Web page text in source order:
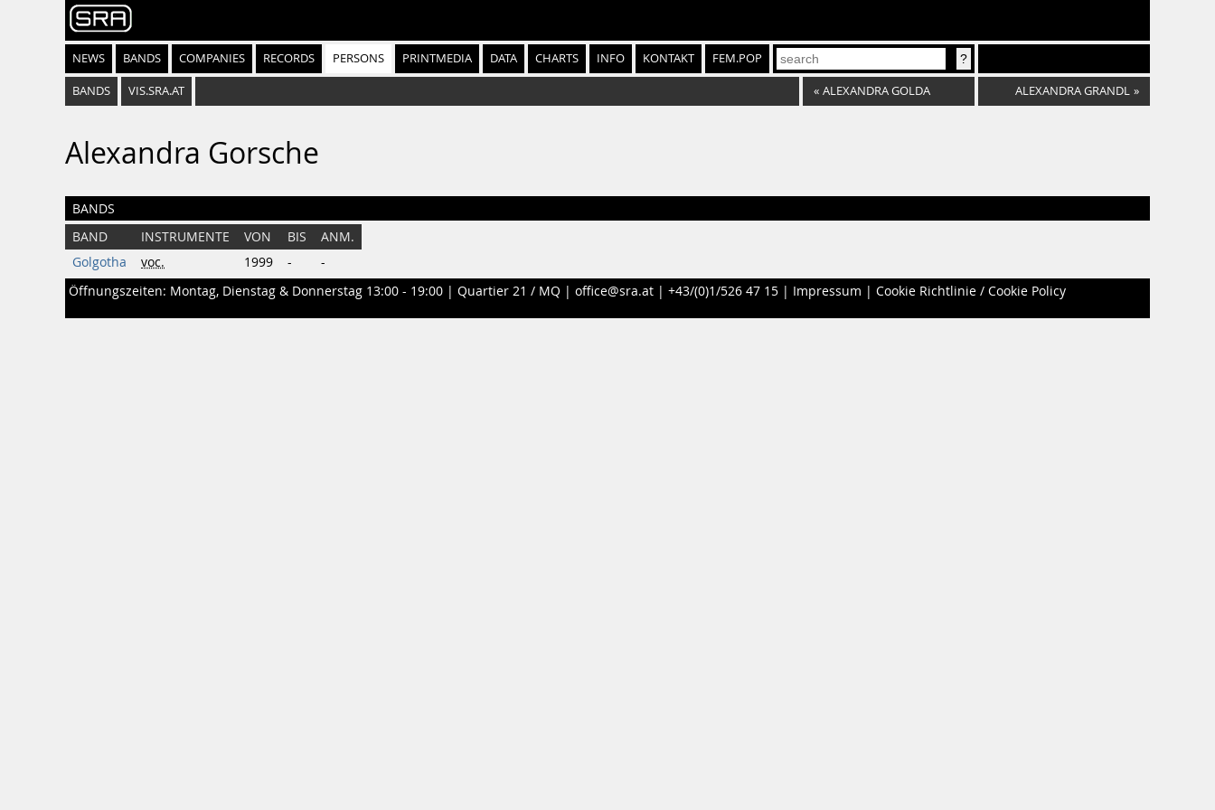
NEWS BANDS COMPANIES RECORDS PERSONS PRINTMEDIA DATA CHARTS INFO KONTAKT FEM.POP
BANDS VIS.SRA.AT « ALEXANDRA GOLDA ALEXANDRA GRANDL »
Alexandra Gorsche
BANDS
BAND INSTRUMENTE VON BIS
ANM.
Golgotha
voc. 1999 -
-
Öffnungszeiten: Montag, Dienstag & Donnerstag 13:00 - 19:00 | Quartier 21 / MQ | office@sra.at | +43/(0)1/526 47 15 | Impressum | Cookie Richtlinie / Cookie Policy